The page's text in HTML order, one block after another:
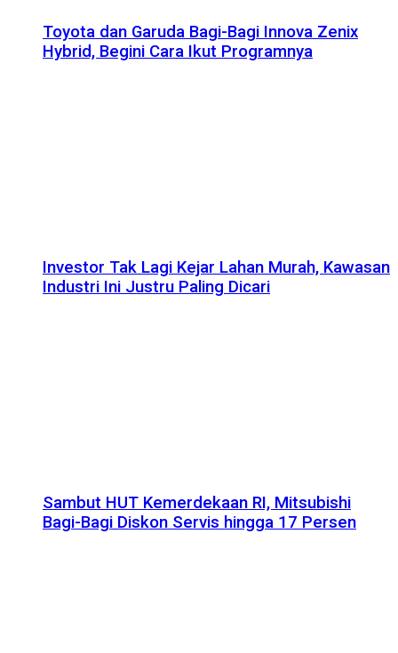
Toyota dan Garuda Bagi-Bagi Innova Zenix
Hybrid, Begini Cara Ikut Programnya
Investor Tak Lagi Kejar Lahan Murah, Kawasan
Industri Ini Justru Paling Dicari
Sambut HUT Kemerdekaan RI, Mitsubishi
Bagi-Bagi Diskon Servis hingga 17 Persen